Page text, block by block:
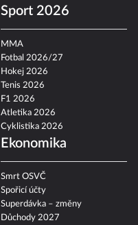
Sport 2026
MMA
Fotbal 2026/27
Hokej 2026
Tenis 2026
F1 2026
Atletika 2026
Cyklistika 2026
Ekonomika
Smrt OSVČ
Spořicí účty
Superdávka – změny
Důchody 2027